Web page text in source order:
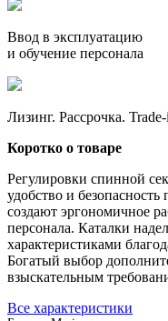
Ввод в эксплуатацию
и обучение персонала
Лизинг. Рассрочка.
Коротко о товаре
Регулировки спинной
удобство и
создают эргономичное
персонала. Каталки
характеристиками
Богатый выбор
взыскательным
Все характеристики